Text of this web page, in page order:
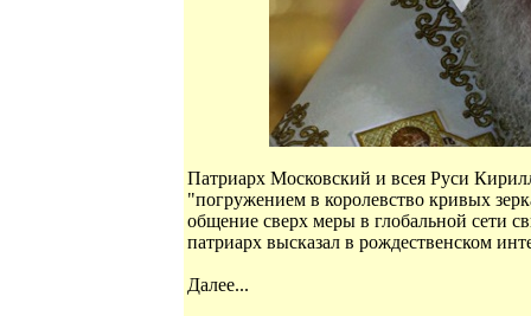
Патриарх Московский и всея Руси
"погружением в королевство кривых
общение сверх меры в глобальной сети
патриарх высказал в рождественском
Далее...